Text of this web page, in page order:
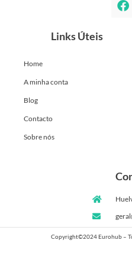
Links Úteis
Home
A minha conta
Blog
Contacto
Sobre nós
Copyright©2024 Eurohub –